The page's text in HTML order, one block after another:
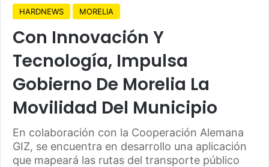
HARDNEWS MORELIA
Con Innovación Y
Tecnología, Impulsa
Gobierno De Morelia La
Movilidad Del Municipio
En colaboración con la Cooperación Alemana
GIZ, se encuentra en desarrollo una aplicación
que mapeará las rutas del transporte público